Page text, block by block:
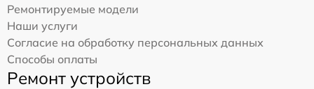
Ремонтируемые модели
Наши услуги
Согласие на обработку персональных данных
Способы оплаты
Ремонт устройств